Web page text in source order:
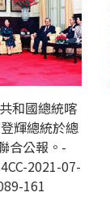
和國總統喀
輝總統於總
合公報。-
2021-07-
161